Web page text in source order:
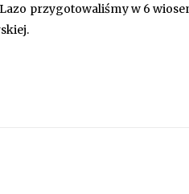
przygotowaliśmy w 6